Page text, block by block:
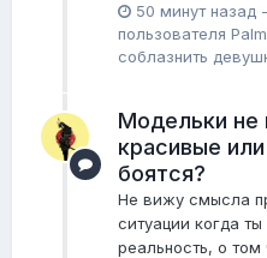
50 минут назад -
пользователя Palm
соблазнить
Модельки не
красивые
боятся?
Не вижу смысла
ситуации когда
реальность, о том